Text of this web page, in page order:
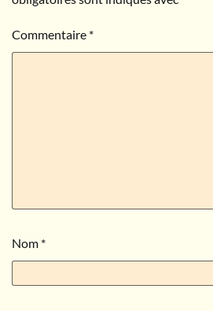
Commentaire *
Nom *